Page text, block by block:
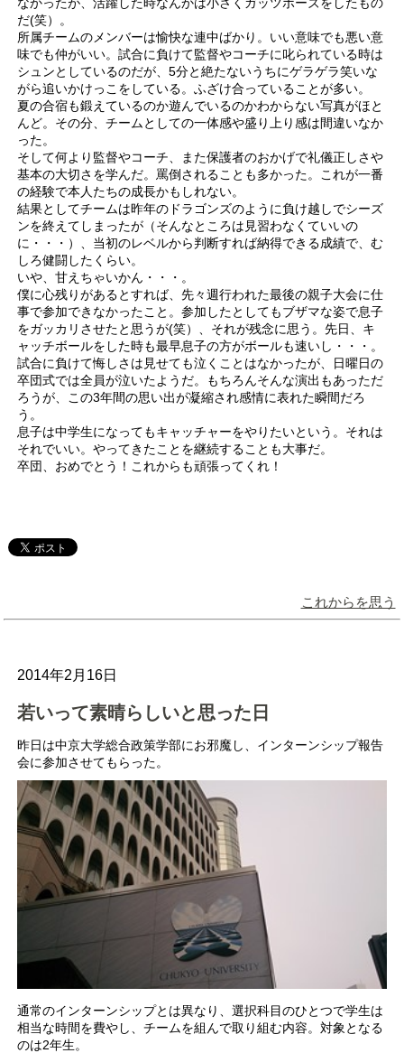
だ(笑）。
所属チームのメンバーは愉快な連中ばかり。いい意味でも悪い意
味でも仲がいい。試合に負けて監督やコーチに叱られている時は
シュンとしているのだが、5分と絶たないうちにゲラゲラ笑いな
がら追いかけっこをしている。ふざけ合っていることが多い。
夏の合宿も鍛えているのか遊んでいるのかわからない写真がほと
んど。その分、チームとしての一体感や盛り上り感は間違いなか
った。
そして何より監督やコーチ、また保護者のおかげで礼儀正しさや
基本の大切さを学んだ。罵倒されることも多かった。これが一番
の経験で本人たちの成長かもしれない。
結果としてチームは昨年のドラゴンズのように負け越しでシーズ
ンを終えてしまったが（そんなところは見習わなくていいの
に・・・）、当初のレベルから判断すれば納得できる成績で、む
しろ健闘したくらい。
いや、甘えちゃいかん・・・。
僕に心残りがあるとすれば、先々週行われた最後の親子大会に仕
事で参加できなかったこと。参加したとしてもブザマな姿で息子
をガッカリさせたと思うが(笑）、それが残念に思う。先日、キ
ャッチボールをした時も最早息子の方がボールも速いし・・・。
試合に負けて悔しさは見せても泣くことはなかったが、日曜日の
卒団式では全員が泣いたようだ。もちろんそんな演出もあっただ
ろうが、この3年間の思い出が凝縮され感情に表れた瞬間だろ
う。
息子は中学生になってもキャッチャーをやりたいという。それは
それでいい。やってきたことを継続することも大事だ。
卒団、おめでとう！これからも頑張ってくれ！
これからを思う
2014年2月16日
若いって素晴らしいと思った日
昨日は中京大学総合政策学部にお邪魔し、インターンシップ報告
会に参加させてもらった。
通常のインターンシップとは異なり、選択科目のひとつで学生は
相当な時間を費やし、チームを組んで取り組む内容。対象となる
のは2年生。